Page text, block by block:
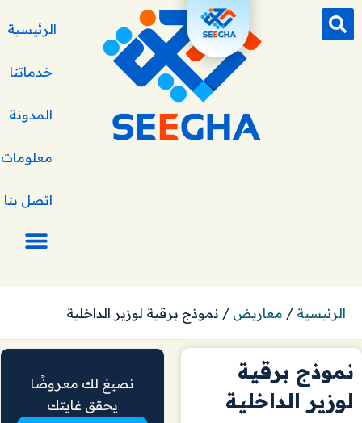
الرئيسية
خدماتنا
المدونة
معلومات
اتصل بنا
الرئيسية / معاريض / نموذج برقية لوزير الداخلية
نموذج برقية
لوزير الداخلية
نصيغ لك معروضًا
يحقق غايتك